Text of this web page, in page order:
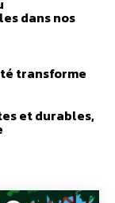
dans nos
transforme
et durables,